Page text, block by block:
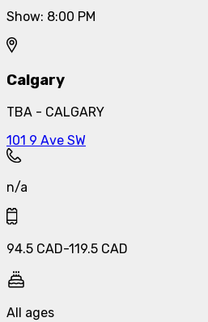
Show: 8:00 PM
Calgary
TBA - CALGARY
101 9 Ave SW
n/a
94.5 CAD-119.5 CAD
All ages